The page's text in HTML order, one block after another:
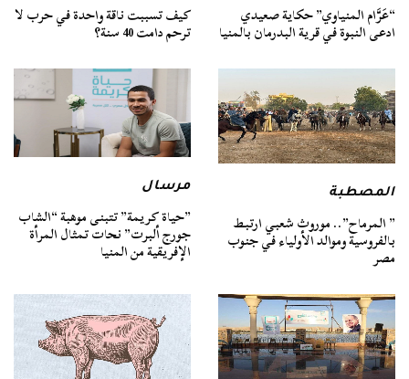
“عَرَّام المنياوي” حكاية صعيدي
ادعى النبوة في قرية البدرمان بالمنيا
كيف تسببت ناقة واحدة في حرب لا
ترحم دامت 40 سنة؟
المصطبة
” المرماح”.. موروث شعبي ارتبط
بالفروسية وموالد الأولياء في جنوب
مصر
مرسال
​”حياة كريمة” تتبنى موهبة “الشاب
جورج ألبرت” نحات تمثال المرأة
الإفريقية من المنيا